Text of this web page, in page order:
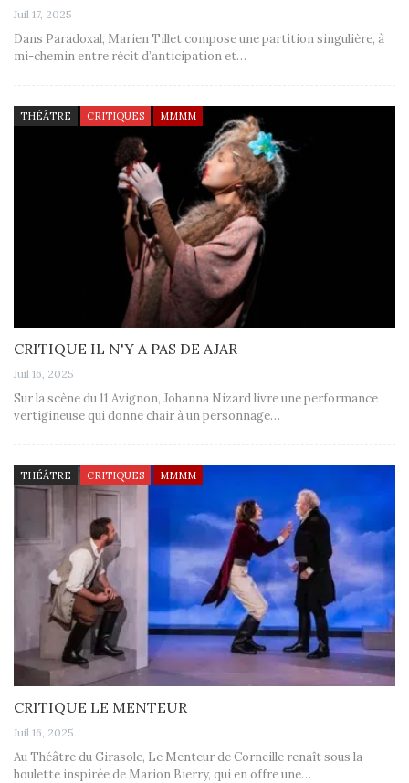
Juil 17, 2025
Dans Paradoxal, Marien Tillet compose une partition singulière, à
mi-chemin entre récit d’anticipation et…
THÉÂTRE CRITIQUES MMMM
CRITIQUE IL N'Y A PAS DE AJAR
Juil 16, 2025
Sur la scène du 11 Avignon, Johanna Nizard livre une performance
vertigineuse qui donne chair à un personnage…
THÉÂTRE CRITIQUES MMMM
CRITIQUE LE MENTEUR
Juil 16, 2025
Au Théâtre du Girasole, Le Menteur de Corneille renaît sous la
houlette inspirée de Marion Bierry, qui en offre une…